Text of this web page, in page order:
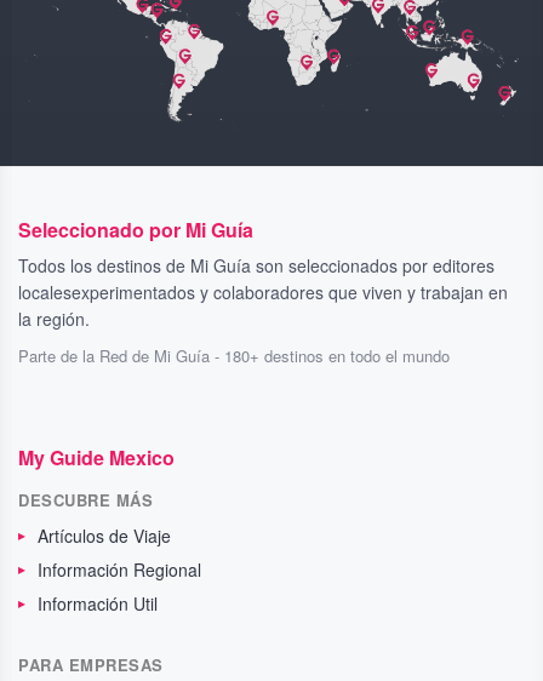
Seleccionado por Mi Guía
Todos los destinos de Mi Guía son seleccionados por editores
localesexperimentados y colaboradores que viven y trabajan en
la región.
Parte de la Red de Mi Guía - 180+ destinos en todo el mundo
My Guide Mexico
DESCUBRE MÁS
Artículos de Viaje
Información Regional
Información Util
PARA EMPRESAS